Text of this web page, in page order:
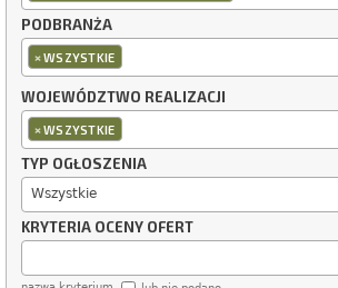
PODBRANŻA
×WSZYSTKIE
WOJEWÓDZTWO REALIZACJI
×WSZYSTKIE
TYP OGŁOSZENIA
Wszystkie
KRYTERIA OCENY OFERT